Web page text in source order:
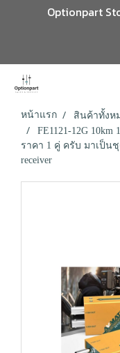
Optionpart
หน้าแรก สินค้าทั้งห
FE1121-12G 10km
ราคา 1 คู่ ครับ มาเป็นชุ
receiver